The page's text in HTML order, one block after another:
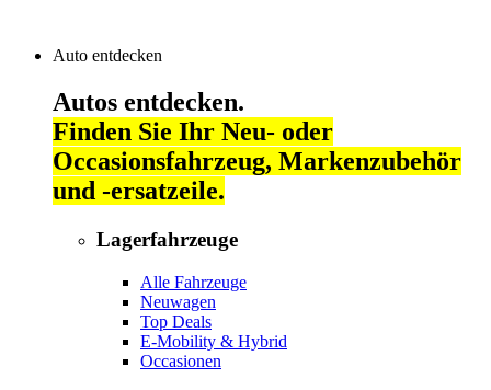
Auto entdecken
Autos entdecken.
Finden Sie Ihr Neu- oder
Occasionsfahrzeug, Markenzubehör
und -ersatzeile.
Lagerfahrzeuge
Alle Fahrzeuge
Neuwagen
Top Deals
E-Mobility & Hybrid
Occasionen